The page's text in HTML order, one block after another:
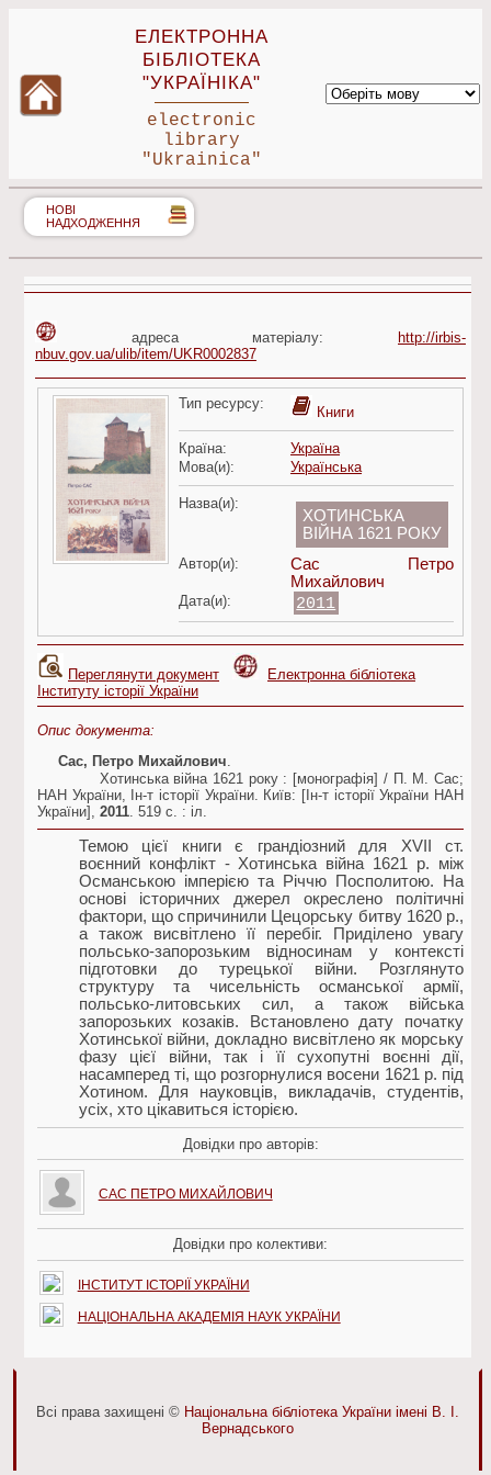
ЕЛЕКТРОННА
БІБЛІОТЕКА
"УКРАЇНІКА"
electronic
library
"Ukrainica"
НОВІ
НАДХОДЖЕННЯ
адреса матеріалу:
http://irbis-
nbuv.gov.ua/ulib/item/UKR0002837
Тип ресурсу:
Книги
Країна:
Україна
Мова(и):
Українська
Назва(и):
ХОТИНСЬКА
ВІЙНА 1621 РОКУ
Автор(и):
Сас Петро
Михайлович
Дата(и): 2011
Переглянути документ
Електронна бібліотека
Інституту історії України
Опис документа:
Сас, Петро Михайлович
Хотинська війна 1621 року : [монографія] / П. М. Сас;
Н‎АН України, Ін-т історії України. Київ: [Ін-т історії України НАН
України], 2011. 519 c. : іл.
Темою цієї книги є грандіозний для XVII ст.
воєнний конфлікт - Хотинська війна 1621 р. між
Османською імперією та Річчю Посполитою. На
основі історичних джерел окреслено політичні
фактори, що спричинили Цецорську битву 1620 р.,
а також висвітлено її перебіг. Приділено увагу
польсько-запорозьким відносинам у контексті
підготовки до турецької війни. Розглянуто
структуру та чисельність османської армії,
польсько-литовських сил, а також війська
запорозьких козаків. Встановлено дату початку
Хотинської війни, докладно висвітлено як морську
фазу цієї війни, так і її сухопутні воєнні дії,
насамперед ті, що розгорнулися восени 1621 р. під
Хотином. Для науковців, викладачів, студентів,
усіх, хто цікавиться історією.
Довідки про авторів:
САС ПЕТРО МИХАЙЛОВИЧ
Довідки про колективи:
ІНСТИТУТ ІСТОРІЇ УКРАЇНИ
НАЦІОНАЛЬНА АКАДЕМІЯ НАУК УКРАЇНИ
Всі права захищені © Національна бібліотека України імені В. І.
Вернадського